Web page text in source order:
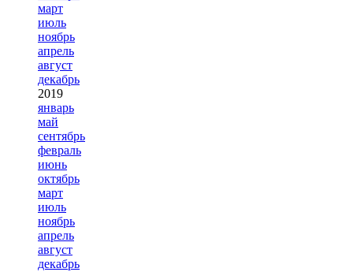
март
июль
ноябрь
апрель
август
декабрь
2019
январь
май
сентябрь
февраль
июнь
октябрь
март
июль
ноябрь
апрель
август
декабрь